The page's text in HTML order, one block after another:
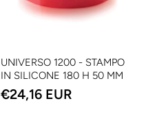
UNIVERSO 1200 - STAMPO
IN SILICONE 180 H 50 MM
€24,16 EUR